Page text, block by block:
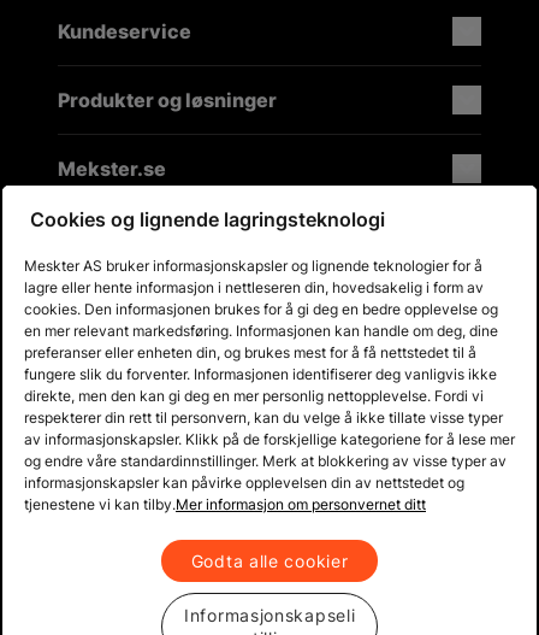
Kundeservice
Produkter og løsninger
Mekster.se
Prisgaranti på reservedeler
Lager i Sverige
60 dagers åpent kjøp
Gratis returer
Cookies og lignende lagringsteknologi
Meskter AS bruker informasjonskapsler og lignende teknologier for å
lagre eller hente informasjon i nettleseren din, hovedsakelig i form av
cookies. Den informasjonen brukes for å gi deg en bedre opplevelse og
en mer relevant markedsføring. Informasjonen kan handle om deg, dine
preferanser eller enheten din, og brukes mest for å få nettstedet til å
fungere slik du forventer. Informasjonen identifiserer deg vanligvis ikke
direkte, men den kan gi deg en mer personlig nettopplevelse. Fordi vi
respekterer din rett til personvern, kan du velge å ikke tillate visse typer
av informasjonskapsler. Klikk på de forskjellige kategoriene for å lese mer
og endre våre standardinnstillinger. Merk at blokkering av visse typer av
informasjonskapsler kan påvirke opplevelsen din av nettstedet og
tjenestene vi kan tilby.Mer informasjon om personvernet ditt
Godta alle cookier
Informasjonskapseli